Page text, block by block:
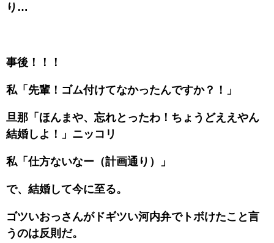
り…
事後！！！
私「先輩！ゴム付けてなかったんですか？！」
旦那「ほんまや、忘れとったわ！ちょうどええやん
結婚しよ！」ニッコリ
私「仕方ないなー（計画通り）」
で、結婚して今に至る。
ゴツいおっさんがドギツい河内弁でトボけたこと言
うのは反則だ。